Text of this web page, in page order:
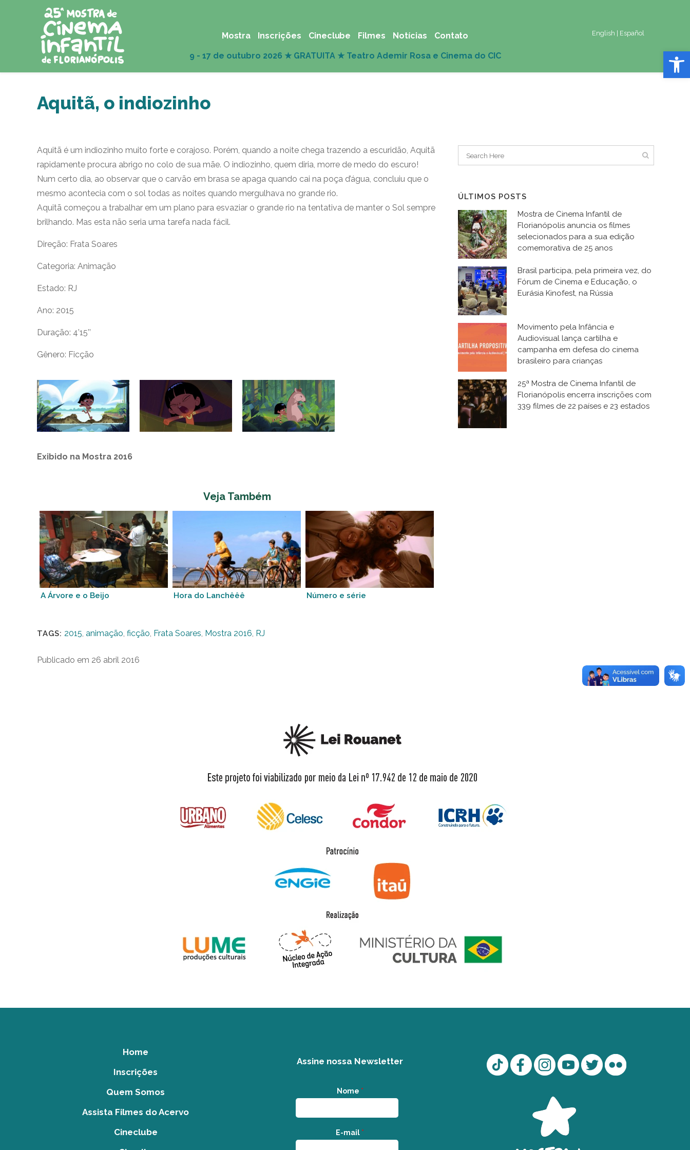
Abrir
English Español
Mostra Inscrições Cineclube Filmes Notícias Contato
Aquitã, o indiozinho
Aquitã é um indiozinho muito forte e corajoso. Porém, quando a noite chega trazendo a escuridão, Aquitã
rapidamente procura abrigo no colo de sua mãe. O indiozinho, quem diria, morre de medo do escuro!
Num certo dia, ao observar que o carvão em brasa se apaga quando cai na poça d’água, concluiu que o
mesmo acontecia com o sol todas as noites quando mergulhava no grande rio.
Aquitã começou a trabalhar em um plano para esvaziar o grande rio na tentativa de manter o Sol sempre
brilhando. Mas esta não seria uma tarefa nada fácil.
Direção: Frata Soares
Categoria: Animação
Estado: RJ
Ano: 2015
Duração: 4’15’’
Gênero: Ficção
Exibido na Mostra 2016
Veja Também
A Árvore e o Beijo Hora do Lanchêêê Número e série
TAGS: 2015 animação ficção Frata Soares Mostra 2016 RJ
Publicado em 26 abril 2016
ÚLTIMOS POSTS
Mostra de Cinema Infantil de
Florianópolis anuncia os filmes
selecionados para a sua edição
comemorativa de 25 anos
Brasil participa, pela primeira vez, do
Fórum de Cinema e Educação, o
Eurásia Kinofest, na Rússia
Movimento pela Infância e
Audiovisual lança cartilha e
campanha em defesa do cinema
brasileiro para crianças
25ª Mostra de Cinema Infantil de
Florianópolis encerra inscrições com
339 filmes de 22 países e 23 estados
Home
Inscrições
Quem Somos
Assista Filmes do Acervo
Cineclube
Assine nossa Newsletter
Nome *
E-mail *